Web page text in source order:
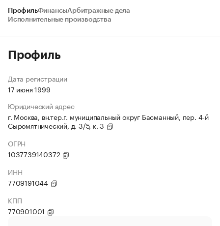
ПрофильФинансыАрбитражные дела
Исполнительные производства
Профиль
Дата регистрации
17 июня 1999
Юридический адрес
г. Москва, вн.тер.г. муниципальный округ Басманный, пер. 4-й
Сыромятнический, д. 3/5, к. 3
ОГРН
1037739140372
ИНН
7709191044
КПП
770901001